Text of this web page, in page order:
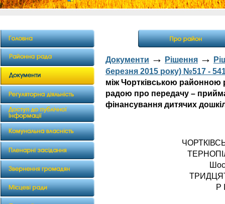
Документи → Рішення →
березня 2015 року) №517 -
між Чортківською районною
радою про передачу –
фінансування дитячих
Р